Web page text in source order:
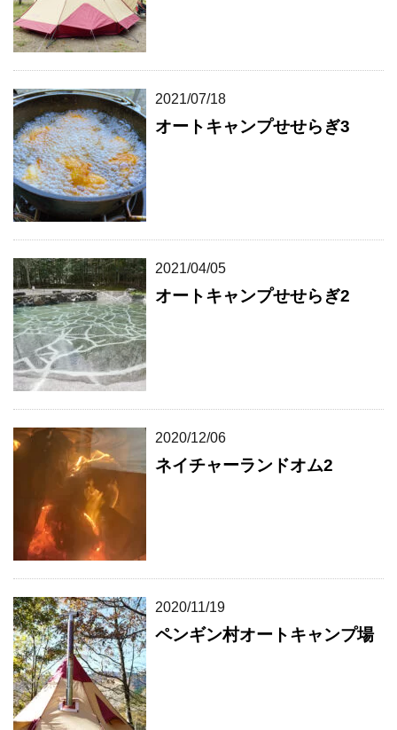
2021/07/18
オートキャンプせせらぎ3
2021/04/05
オートキャンプせせらぎ2
2020/12/06
ネイチャーランドオム2
2020/11/19
ペンギン村オートキャンプ場